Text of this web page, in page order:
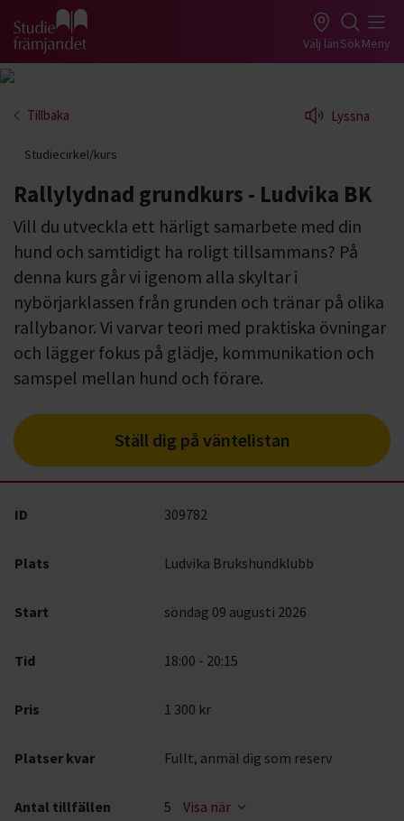
Gå till studiefrämjandets startsida Välj länSökMeny
Tillbaka Lyssna
Studiecirkel/kurs
Rallylydnad grundkurs - Ludvika BK
Vill du utveckla ett härligt samarbete med din
hund och samtidigt ha roligt tillsammans? På
denna kurs går vi igenom alla skyltar i
nybörjarklassen från grunden och tränar på olika
rallybanor. Vi varvar teori med praktiska övningar
och lägger fokus på glädje, kommunikation och
samspel mellan hund och förare.
Ställ dig på väntelistan
ID 309782
Plats Ludvika Brukshundklubb
Start söndag 09 augusti 2026
Tid 18:00 - 20:15
Pris 1 300 kr
Platser kvar Fullt, anmäl dig som reserv
Antal tillfällen 5 Visa när